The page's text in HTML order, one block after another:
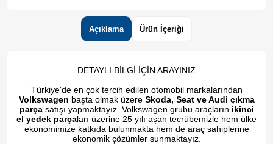
Açıklama Ürün İçeriği
DETAYLI BİLGİ İÇİN ARAYINIZ
Türkiye'de en çok tercih edilen otomobil markalarından
Volkswagen başta olmak üzere Skoda, Seat ve Audi çıkma
parçasatışı yapmaktayız. Volkswagen grubu araçların ikinci
el yedek parçaları üzerine 25 yılı aşan tecrübemizle hem ülke
ekonomimize katkıda bulunmakta hem de araç sahiplerine
ekonomik çözümler sunmaktayız.